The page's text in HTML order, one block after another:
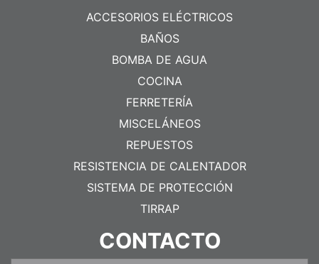
ACCESORIOS ELÉCTRICOS
BAÑOS
BOMBA DE AGUA
COCINA
FERRETERÍA
MISCELÁNEOS
REPUESTOS
RESISTENCIA DE CALENTADOR
SISTEMA DE PROTECCIÓN
TIRRAP
CONTACTO